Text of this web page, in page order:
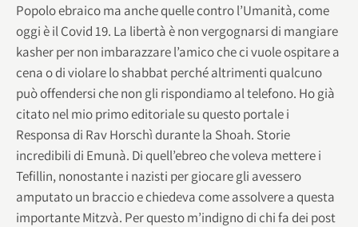
Popolo ebraico ma anche quelle contro l’Umanità, come
oggi è il Covid 19. La libertà è non vergognarsi di mangiare
kasher per non imbarazzare l’amico che ci vuole ospitare a
cena o di violare lo shabbat perché altrimenti qualcuno
può offendersi che non gli rispondiamo al telefono. Ho già
citato nel mio primo editoriale su questo portale i
Responsa di Rav Horschì durante la Shoah. Storie
incredibili di Emunà. Di quell’ebreo che voleva mettere i
Tefillin, nonostante i nazisti per giocare gli avessero
amputato un braccio e chiedeva come assolvere a questa
importante Mitzvà. Per questo m’indigno di chi fa dei post